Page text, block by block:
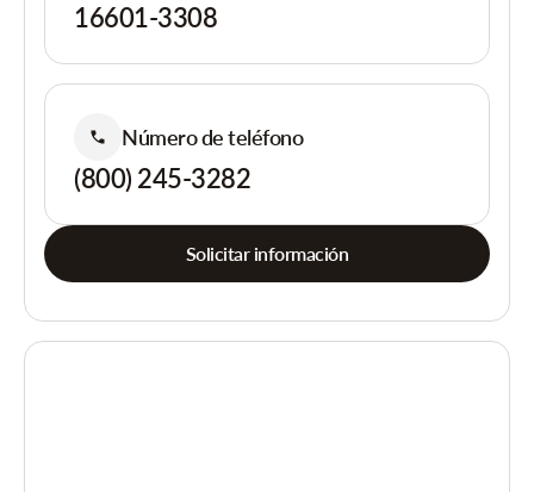
16601-3308
Número de teléfono
(800) 245-3282
Solicitar información